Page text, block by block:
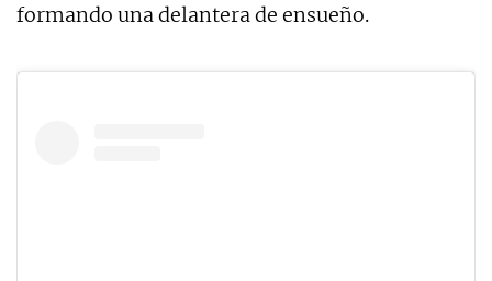
formando una delantera de ensueño.